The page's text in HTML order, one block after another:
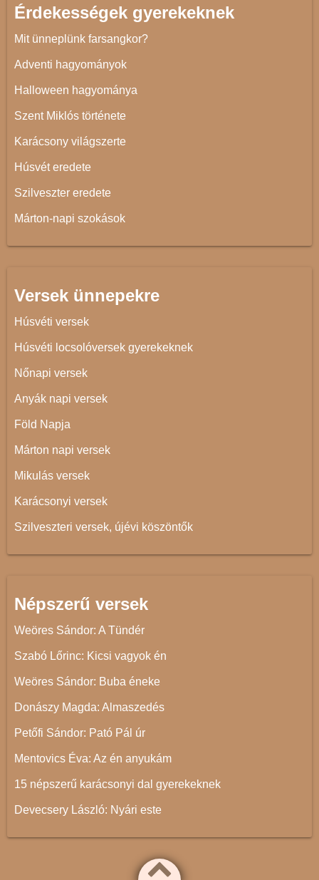
Érdekességek gyerekeknek
Mit ünneplünk farsangkor?
Adventi hagyományok
Halloween hagyománya
Szent Miklós története
Karácsony világszerte
Húsvét eredete
Szilveszter eredete
Márton-napi szokások
Versek ünnepekre
Húsvéti versek
Húsvéti locsolóversek gyerekeknek
Nőnapi versek
Anyák napi versek
Föld Napja
Márton napi versek
Mikulás versek
Karácsonyi versek
Szilveszteri versek, újévi köszöntők
Népszerű versek
Weöres Sándor: A Tündér
Szabó Lőrinc: Kicsi vagyok én
Weöres Sándor: Buba éneke
Donászy Magda: Almaszedés
Petőfi Sándor: Pató Pál úr
Mentovics Éva: Az én anyukám
15 népszerű karácsonyi dal gyerekeknek
Devecsery László: Nyári este